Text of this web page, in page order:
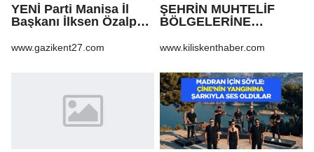
YENİ Parti Manisa İl
Başkanı İlksen Özalper
www.gazikent27.com
ŞEHRİN MUHTELİF
BÖLGELERİNE
VE BOZULAN
ONARILMASI YAPIM İŞİ
www.kiliskenthaber.com